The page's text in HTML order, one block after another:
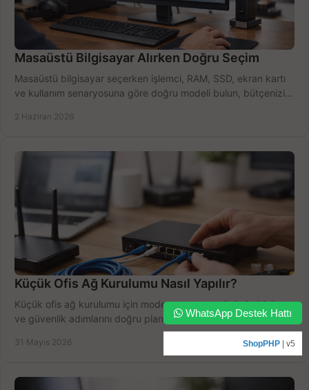
Masaüstü Bilgisayar Alırken Doğru Seçim
Masaüstü bilgisayar seçerken işlemci, RAM, SSD, ekran kartı
ve kullanım senaryosuna göre doğru modeli bulun, bütçenizi
2 Haziran 2026
Küçük Ofis Ağ Kurulumu Nasıl Yapılır?
Küçük ofis ağ kurulumu için modem, router, switch, kablolama
ve güvenlik adımlarını doğru planlayın, bütçeyi zorlamadan
31 Mayıs 2026
WhatsApp Destek Hattı
ShopPHP | v5